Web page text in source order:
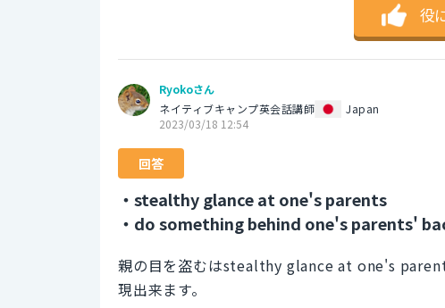
役
Ryokoさん
ネイティブキャンプ英会話講師
Japan
2023/03/18 12:54
回答
・stealthy glance at one's parents
・do something behind one's parents'
親の目を盗むはstealthy glance at one's
現出来ます。